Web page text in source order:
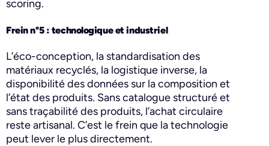
scoring.
Frein n°5 : technologique et industriel
L’éco-conception, la standardisation des
matériaux recyclés, la logistique inverse, la
disponibilité des données sur la composition et
l’état des produits. Sans catalogue structuré et
sans traçabilité des produits, l’achat circulaire
reste artisanal. C’est le frein que la technologie
peut lever le plus directement.